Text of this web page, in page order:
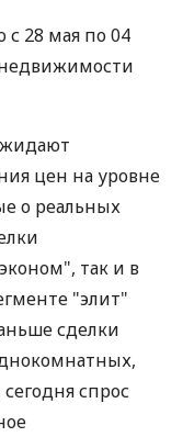
28 мая по 04
цен на уровне
о реальных
так и в
"элит"
сделки
спрос